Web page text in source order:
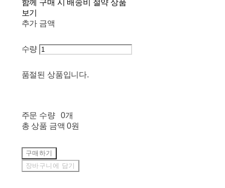
함께 구매 시 배송비 절약 상품
보기
추가 금액
수량
품절된 상품입니다.
주문 수량
0개
총 상품 금액 0원
구매하기
장바구니에 담기